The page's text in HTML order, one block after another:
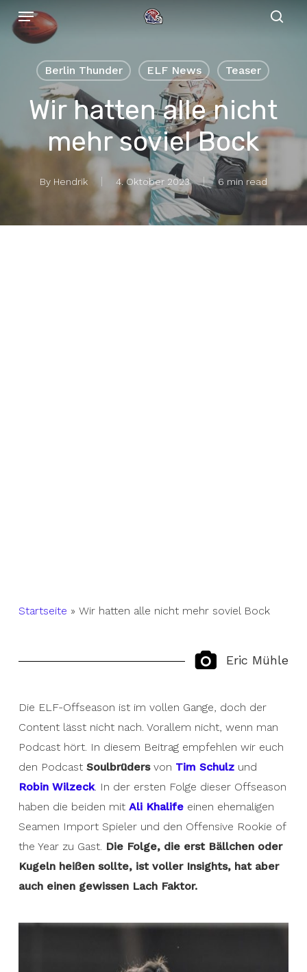
Skip
content
Menu
Berlin Thunder ELF News Teaser
Wir hatten alle nicht
mehr soviel Bock
By Hendrik 4. Oktober 2023 6 min read
Startseite » Wir hatten alle nicht mehr soviel Bock
Eric Mühle
Die ELF-Offseason ist im vollen Gange, doch der
Content lässt nicht nach. Vorallem nicht, wenn man
Podcast hört. In diesem Beitrag empfehlen wir euch
den Podcast Soulbrüdersvon Tim Schulzund
Robin Wilzeck. In der ersten Folge dieser Offseason
haben die beiden mit Ali Khalifeeinen ehemaligen
Seamen Import Spieler und den Offensive Rookie of
the Year zu Gast. Die Folge, die erst Bällchen oder
Kugeln heißen sollte, ist voller Insights, hat aber
auch einen gewissen Lach Faktor.